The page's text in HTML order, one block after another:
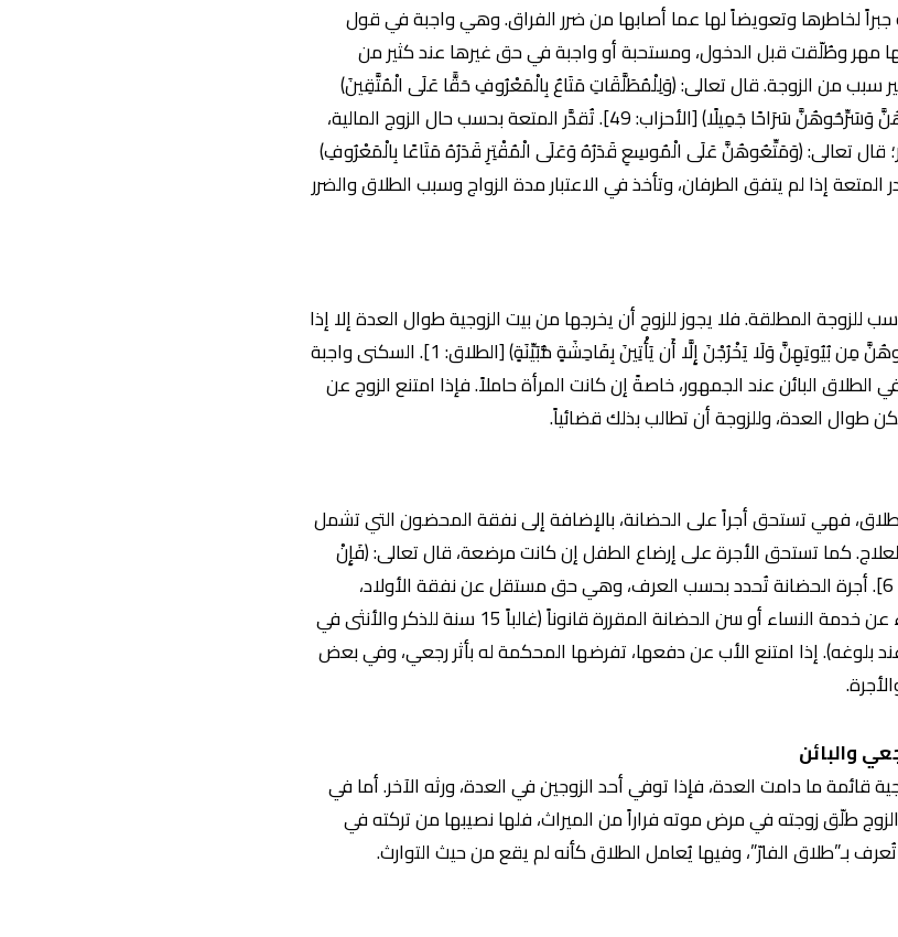
لخاطرها وتعويضاً لها عما أصابها من ضرر الفراق. وهي واجبة في قول
مهر وطُلّقت قبل الدخول، ومستحبة أو واجبة في حق غيرها عند كثير من
سبب من الزوجة. قال تعالى: (وَلِلْمُطَلَّقَاتِ مَتَاعٌ بِالْمَعْرُوفِ حَقًّا عَلَى الْمُتَّقِينَ)
[البقرة: 241]، وفي آية أخرى: (فَمَتِّعُوهُنَّ وَسَرِّحُوهُنَّ سَرَاحًا جَمِيلًا) [الأحزاب: 49]. تُقدَّر المتعة بحسب حال الزوج المالية،
قال تعالى: (وَمَتِّعُوهُنَّ عَلَى الْمُوسِعِ قَدَرُهُ وَعَلَى الْمُقْتِرِ قَدَرُهُ مَتَاعًا بِالْمَعْرُوفِ)
تقدر المتعة إذا لم يتفق الطرفان، وتأخذ في الاعتبار مدة الزواج وسبب الطلاق والضرر
المطلقة. فلا يجوز للزوج أن يخرجها من بيت الزوجية طوال العدة إلا إذا
أتت بفاحشة مبينة. قال تعالى: (لَا تُخْرِجُوهُنَّ مِن بُيُوتِهِنَّ وَلَا يَخْرُجْنَ إِلَّا أَن يَأْتِينَ بِفَاحِشَةٍ مُّبَيِّنَةٍ) [الطلاق: 1]. السكنى واجبة
البائن عند الجمهور، خاصةً إن كانت المرأة حاملاً. فإذا امتنع الزوج عن
طوال العدة، وللزوجة أن تطالب بذلك قضائياً.
فهي تستحق أجراً على الحضانة، بالإضافة إلى نفقة المحضون التي تشمل
كما تستحق الأجرة على إرضاع الطفل إن كانت مرضعة، قال تعالى: (فَإِنْ
أَرْضَعْنَ لَكُمْ فَآتُوهُنَّ أُجُورَهُنَّ) [الطلاق: 6]. أجرة الحضانة تُحدد بحسب العرف، وهي حق مستقل عن نفقة الأولاد،
وتستمر حتى يبلغ الطفل سن الاستغناء عن خدمة النساء أو سن الحضانة المقررة قانوناً (غالباً 15 سنة للذكر والأنثى في
بلوغه). إذا امتنع الأب عن دفعها، تفرضها المحكمة له بأثر رجعي، وفي بعض
قائمة ما دامت العدة، فإذا توفي أحد الزوجين في العدة، ورثه الآخر. أما في
الزوج طلّق زوجته في مرض موته فراراً من الميراث، فلها نصيبها من تركته في
بـ”طلاق الفارّ”، وفيها يُعامل الطلاق كأنه لم يقع من حيث التوارث.